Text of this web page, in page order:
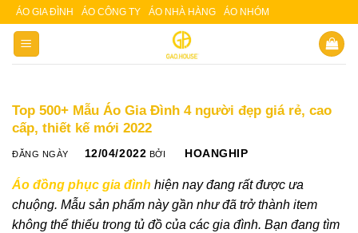
Skip
content
ÁO GIA ĐÌNH ÁO CÔNG TY ÁO NHÀ HÀNG ÁO NHÓM
Top 500+ Mẫu Áo Gia Đình 4 người đẹp giá rẻ, cao
cấp, thiết kế mới 2022
ĐĂNG NGÀY 12/04/2022 BỞI HOANGHIP
Áo đồng phục gia đình hiện nay đang rất được ưa
chuộng. Mẫu sản phẩm này gần như đã trở thành item
không thể thiếu trong tủ đồ của các gia đình. Bạn đang tìm